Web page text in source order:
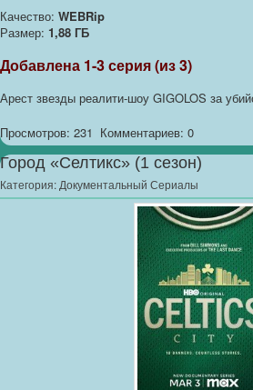
Качество: WEBRip
Размер: 1,88 ГБ
Добавлена 1-3 серия (из 3)
Арест звезды реалити-шоу GIGOLOS за
Просмотров: 231 Комментариев: 0
Город «Селтикс» (1 сезон)
Категория: Документальный Сериалы